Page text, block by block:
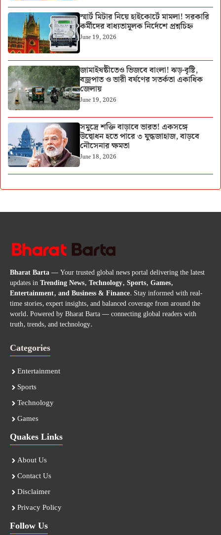
স্মার্ট মিটার নিয়ে হাইকোর্টে মামলা! সরকারি
কর্মীদের বাধ্যতামূলক নির্দেশে প্রশ্নচিহ্ন
June 19, 2026
জামাইষষ্ঠীতেও ভিজবে বাংলা! ঝড়-বৃষ্টি,
বজ্রপাত ও ভারী বর্ষণের সতর্কতা একাধিক
জেলায়
June 19, 2026
সমুদ্রে শক্তি বাড়াবে ভারত! একসঙ্গে
উদ্বোধন হতে পারে ৩ যুদ্ধজাহাজ, বাড়বে
নৌসেনার ক্ষমতা
June 18, 2026
Bharat Barta— Your trusted global news portal delivering the latest
updates inTrending News, Technology, Sports, Games,
Entertainment, and Business & Finance. Stay informed with real-
time stories, expert insights, and balanced coverage from around the
world. Powered by Bharat Barta — connecting global readers with
truth, trends, and technology.
Categories
Entertainment
Sports
Technology
Games
Quakes Links
About Us
Contact Us
Disclaimer
Privacy Policy
Follow Us